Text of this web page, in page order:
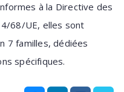
à la Directive des
68/UE, elles sont
7 familles, dédiées
spécifiques.